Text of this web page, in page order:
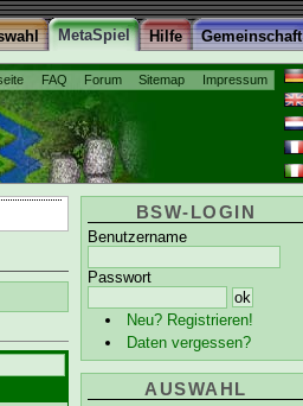
FAQ Forum Sitemap Impressum
Gemeinschaft
Hilfe
MetaSpiel
BSW-LOGIN
Benutzername
Passwort
Neu? Registrieren!
Daten vergessen?
AUSWAHL